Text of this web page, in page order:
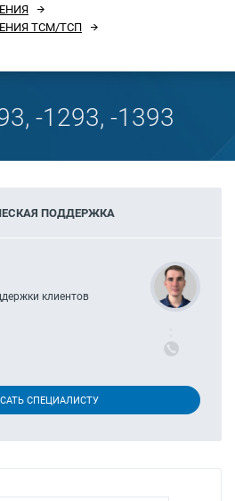
ТСМ/ТСП
-1293, -1393
ПОДДЕРЖКА
клиентов
СПЕЦИАЛИСТУ